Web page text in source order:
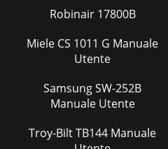
Robinair 17800B
Miele CS 1011 G Manuale
Utente
Samsung SW-252B
Manuale Utente
Troy-Bilt TB144 Manuale